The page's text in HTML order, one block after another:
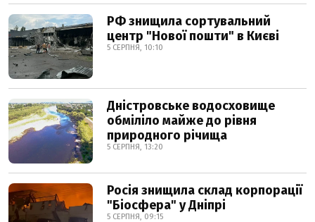
РФ знищила сортувальний
центр "Нової пошти" в Києві
5 СЕРПНЯ, 10:10
Дністровське водосховище
обміліло майже до рівня
природного річища
5 СЕРПНЯ, 13:20
Росія знищила склад корпорації
"Біосфера" у Дніпрі
5 СЕРПНЯ, 09:15